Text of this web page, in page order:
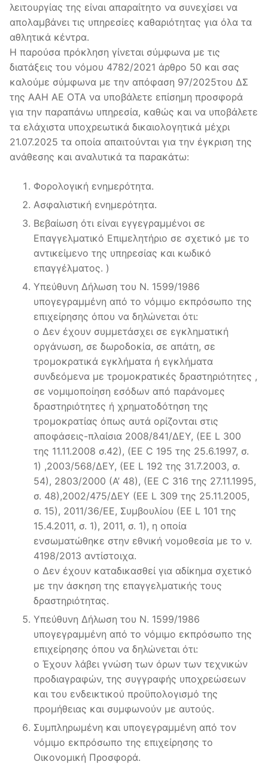
λειτουργίας της είναι απαραίτητο να συνεχίσει να
απολαμβάνει τις υπηρεσίες καθαριότητας για όλα τα
αθλητικά κέντρα.
Η παρούσα πρόκληση γίνεται σύμφωνα με τις
διατάξεις του νόμου 4782/2021 άρθρο 50 και σας
καλούμε σύμφωνα με την απόφαση 97/2025του ΔΣ
της ΑΑΗ ΑΕ ΟΤΑ να υποβάλετε επίσημη προσφορά
για την παραπάνω υπηρεσία, καθώς και να υποβάλετε
τα ελάχιστα υποχρεωτικά δικαιολογητικά μέχρι
21.07.2025 τα οποία απαιτούνται για την έγκριση της
ανάθεσης και αναλυτικά τα παρακάτω:
Φορολογική ενημερότητα.
Ασφαλιστική ενημερότητα.
Βεβαίωση ότι είναι εγγεγραμμένοι σε
Επαγγελματικό Επιμελητήριο σε σχετικό με το
αντικείμενο της υπηρεσίας και κωδικό
επαγγέλματος. )
Υπεύθυνη Δήλωση του Ν. 1599/1986
υπογεγραμμένη από το νόμιμο εκπρόσωπο της
επιχείρησης όπου να δηλώνεται ότι:
o Δεν έχουν συμμετάσχει σε εγκληματική
οργάνωση, σε δωροδοκία, σε απάτη, σε
τρομοκρατικά εγκλήματα ή εγκλήματα
συνδεόμενα με τρομοκρατικές δραστηριότητες ,
σε νομιμοποίηση εσόδων από παράνομες
δραστηριότητες ή χρηματοδότηση της
τρομοκρατίας όπως αυτά ορίζονται στις
αποφάσεις-πλαίσια 2008/841/ΔΕΥ, (ΕΕ L 300
της 11.11.2008 σ.42), (ΕΕ C 195 της 25.6.1997, σ.
1) ,2003/568/ΔΕΥ, (ΕΕ L 192 της 31.7.2003, σ.
54), 2803/2000 (Α’ 48), (ΕΕ C 316 της 27.11.1995,
σ. 48),2002/475/ΔΕΥ (ΕΕ L 309 της 25.11.2005,
σ. 15), 2011/36/ΕΕ, Συμβουλίου (ΕΕ L 101 της
15.4.2011, σ. 1), 2011, σ. 1), η οποία
ενσωματώθηκε στην εθνική νομοθεσία με το ν.
4198/2013 αντίστοιχα.
o Δεν έχουν καταδικασθεί για αδίκημα σχετικό
με την άσκηση της επαγγελματικής τους
δραστηριότητας.
Υπεύθυνη Δήλωση του Ν. 1599/1986
υπογεγραμμένη από το νόμιμο εκπρόσωπο της
επιχείρησης όπου να δηλώνεται ότι:
o Έχουν λάβει γνώση των όρων των τεχνικών
προδιαγραφών, της συγγραφής υποχρεώσεων
και του ενδεικτικού προϋπολογισμό της
προμήθειας και συμφωνούν με αυτούς.
Συμπληρωμένη και υπογεγραμμένη από τον
νόμιμο εκπρόσωπο της επιχείρησης το
Οικονομική Προσφορά.